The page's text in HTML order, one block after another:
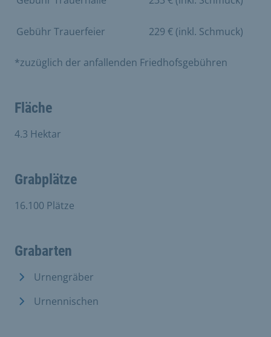
Gebühr Trauerfeier 229 € (inkl. Schmuck)
*zuzüglich der anfallenden Friedhofsgebühren
Fläche
4.3 Hektar
Grabplätze
16.100 Plätze
Grabarten
Urnengräber
Urnennischen